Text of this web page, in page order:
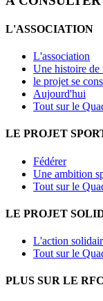
L'ASSOCIATION
L'association
Une histoire de
le projet se
Aujourd'hui
Tout sur le
LE PROJET
Fédérer
Une ambition
Tout sur le
LE PROJET
L'action
Tout sur le
PLUS SUR LE